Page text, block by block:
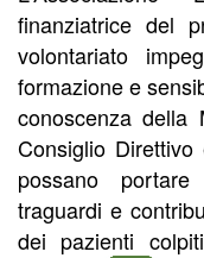
finanziatrice del
volontariato
formazione e
conoscenza della
Consiglio
possano
traguardi e
dei pazienti